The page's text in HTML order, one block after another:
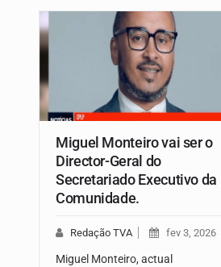
Miguel Monteiro vai ser o
Director-Geral do
Secretariado Executivo da
Comunidade.
Redação TVA fev 3, 2026
Miguel Monteiro, actual